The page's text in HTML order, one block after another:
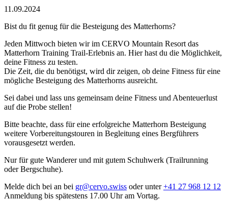
11.09.2024
Bist du fit genug für die Besteigung des Matterhorns?
Jeden Mittwoch bieten wir im CERVO Mountain Resort das
Matterhorn Training Trail-Erlebnis an. Hier hast du die Möglichkeit,
deine Fitness zu testen.
Die Zeit, die du benötigst, wird dir zeigen, ob deine Fitness für eine
mögliche Besteigung des Matterhorns ausreicht.
Sei dabei und lass uns gemeinsam deine Fitness und Abenteuerlust
auf die Probe stellen!
Bitte beachte, dass für eine erfolgreiche Matterhorn Besteigung
weitere Vorbereitungstouren in Begleitung eines Bergführers
vorausgesetzt werden.
Nur für gute Wanderer und mit gutem Schuhwerk (Trailrunning
oder Bergschuhe).
Melde dich bei an bei gr@cervo.swiss oder unter+41 27 968 12 12
Anmeldung bis spätestens 17.00 Uhr am Vortag.